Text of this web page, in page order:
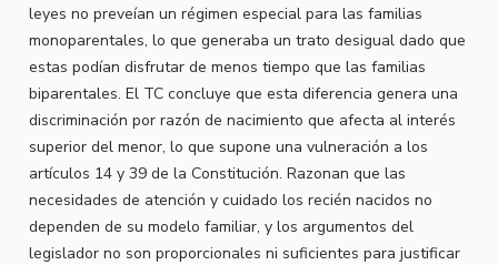
leyes no preveían un régimen especial para las familias
monoparentales, lo que generaba un trato desigual dado que
estas podían disfrutar de menos tiempo que las familias
biparentales. El TC concluye que esta diferencia genera una
discriminación por razón de nacimiento que afecta al interés
superior del menor, lo que supone una vulneración a los
artículos 14 y 39 de la Constitución. Razonan que las
necesidades de atención y cuidado los recién nacidos no
dependen de su modelo familiar, y los argumentos del
legislador no son proporcionales ni suficientes para justificar